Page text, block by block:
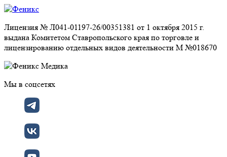
Лицензия № Л041-01197-26/00351381 от 1 октября 2015 г.
выдана Комитетом Ставропольского края по торговле и
лицензированию отдельных видов деятельности М №018670
Мы в соцсетях